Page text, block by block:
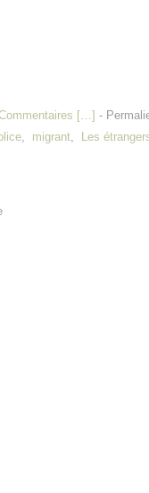
[…] -
, migrant, Les